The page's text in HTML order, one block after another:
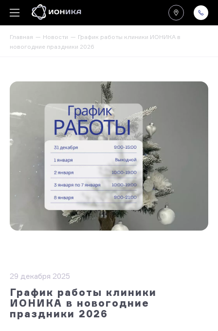
Главная Новости
График работы клиники ИОНИКА в
новогодние праздники 2026
29 декабря 2025
График работы клиники
ИОНИКА в новогодние
праздники 2026